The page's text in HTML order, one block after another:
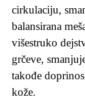
cirkulaciju,
balansirana
višestruko
grčeve,
takođe
kože.